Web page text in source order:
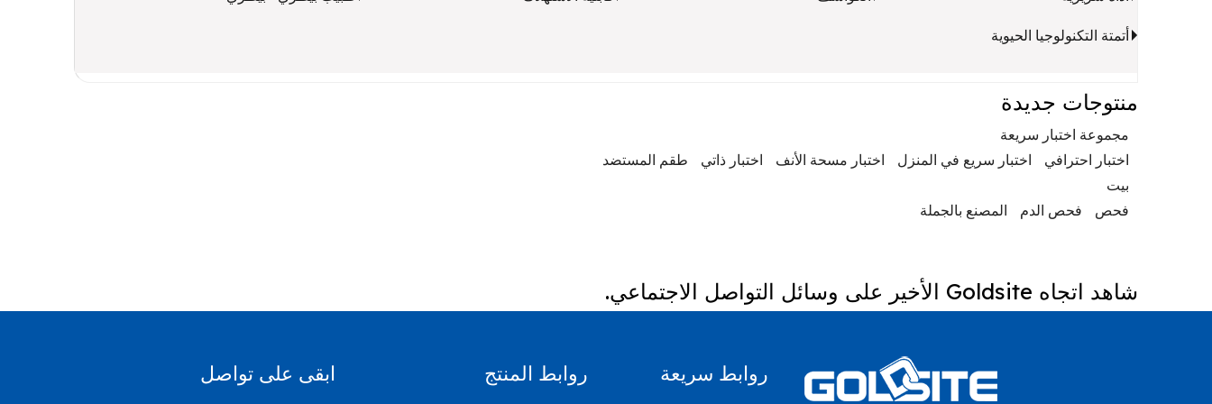
أتمتة التكنولوجيا الحيوية
منتوجات جديدة
مجموعة اختبار سريعة
اختبار احترافي
اختبار سريع في المنزل اختبار مسحة الأنف اختبار ذاتي
طقم المستضد
بيت
فحص
فحص الدم المصنع بالجملة
شاهد اتجاه Goldsite الأخير على وسائل التواصل الاجتماعي.
روابط سريعة روابط المنتج ابقى على تواصل